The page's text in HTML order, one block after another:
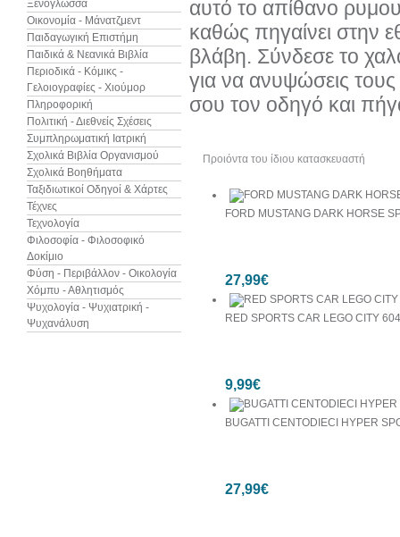
Ξενόγλωσσα
Οικονομία - Μάνατζμεντ
Παιδαγωγική Επιστήμη
Παιδικά & Νεανικά Βιβλία
Περιοδικά - Κόμικς -
Γελοιογραφίες - Χιούμορ
Πληροφορική
Πολιτική - Διεθνείς Σχέσεις
Συμπληρωματική Ιατρική
Σχολικά Βιβλία Οργανισμού
Σχολικά Βοηθήματα
Ταξιδιωτικοί Οδηγοί & Χάρτες
Τέχνες
Τεχνολογία
Φιλοσοφία - Φιλοσοφικό
Δοκίμιο
Φύση - Περιβάλλον - Οικολογία
Χόμπυ - Αθλητισμός
Ψυχολογία - Ψυχιατρική -
Ψυχανάλυση
αυτό το απίθανο
καθώς πηγαίνει στην
βλάβη. Σύνδεσε το
για να ανυψώσεις
σου τον οδηγό και
Προιόντα του ίδιου κατασκευαστή
FORD MUSTANG DARK HORSE
27,99€
RED SPORTS CAR LEGO CITY
9,99€
BUGATTI CENTODIECI HYPER
27,99€